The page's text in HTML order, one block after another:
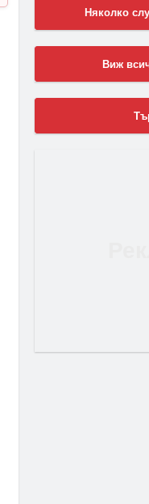
Няколко
Виж